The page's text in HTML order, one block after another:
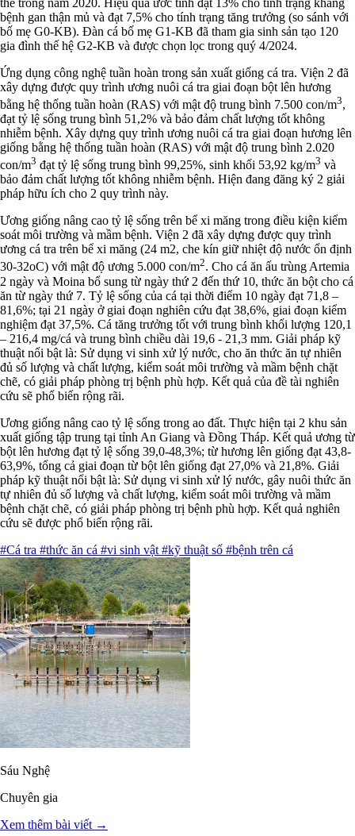
bệnh gan thận mủ và đạt 7,5% cho tính trạng tăng trưởng (so sánh với
bố mẹ G0-KB). Đàn cá bố mẹ G1-KB đã tham gia sinh sản tạo 120
gia đình thế hệ G2-KB và được chọn lọc trong quý 4/2024.
Ứng dụng công nghệ tuần hoàn trong sản xuất giống cá tra. Viện 2 đã
xây dựng được quy trình ương nuôi cá tra giai đoạn bột lên hương
bằng hệ thống tuần hoàn (RAS) với mật độ trung bình 7.500 con/m3,
đạt tỷ lệ sống trung bình 51,2% và bảo đảm chất lượng tốt không
nhiễm bệnh. Xây dựng quy trình ương nuôi cá tra giai đoạn hương lên
giống bằng hệ thống tuần hoàn (RAS) với mật độ trung bình 2.020
con/m3 đạt tỷ lệ sống trung bình 99,25%, sinh khối 53,92 kg/m3 và
bảo đảm chất lượng tốt không nhiễm bệnh. Hiện đang đăng ký 2 giải
pháp hữu ích cho 2 quy trình này.
Ương giống nâng cao tỷ lệ sống trên bể xi măng trong điều kiện kiểm
soát môi trường và mầm bệnh. Viện 2 đã xây dựng được quy trình
ương cá tra trên bể xi măng (24 m2, che kín giữ nhiệt độ nước ổn định
30-32oC) với mật độ ương 5.000 con/m2. Cho cá ăn ấu trùng Artemia
2 ngày và Moina bổ sung từ ngày thứ 2 đến thứ 10, thức ăn bột cho cá
ăn từ ngày thứ 7. Tỷ lệ sống của cá tại thời điểm 10 ngày đạt 71,8 –
81,6%; tại 21 ngày ở giai đoạn nghiên cứu đạt 38,6%, giai đoạn kiểm
nghiệm đạt 37,5%. Cá tăng trưởng tốt với trung bình khối lượng 120,1
– 216,4 mg/cá và trung bình chiều dài 19,6 - 21,3 mm. Giải pháp kỹ
thuật nổi bật là: Sử dụng vi sinh xử lý nước, cho ăn thức ăn tự nhiên
đủ số lượng và chất lượng, kiểm soát môi trường và mầm bệnh chặt
chẽ, có giải pháp phòng trị bệnh phù hợp. Kết quả của đề tài nghiên
cứu sẽ phổ biến rộng rãi.
Ương giống nâng cao tỷ lệ sống trong ao đất. Thực hiện tại 2 khu sản
xuất giống tập trung tại tỉnh An Giang và Đồng Tháp. Kết quả ương từ
bột lên hương đạt tỷ lệ sống 39,0-48,3%; từ hương lên giống đạt 43,8-
63,9%, tổng cả giai đoạn từ bột lên giống đạt 27,0% và 21,8%. Giải
pháp kỹ thuật nổi bật là: Sử dụng vi sinh xử lý nước, gây nuôi thức ăn
tự nhiên đủ số lượng và chất lượng, kiểm soát môi trường và mầm
bệnh chặt chẽ, có giải pháp phòng trị bệnh phù hợp. Kết quả nghiên
cứu sẽ được phổ biến rộng rãi.
#Cá tra #thức ăn cá #vi sinh vật #kỹ thuật số #bệnh trên cá
Sáu Nghệ
Chuyên gia
Xem thêm bài viết →